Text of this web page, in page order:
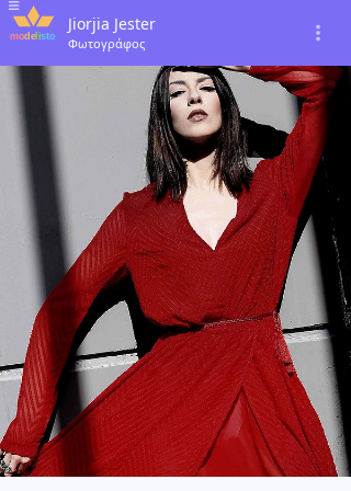
Jiorjia Jester
Φωτογράφος